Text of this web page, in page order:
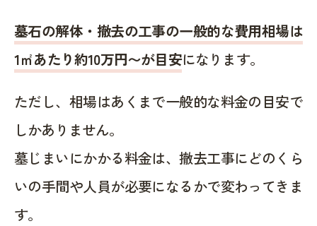
墓石の解体・撤去の工事の一般的な費用相場は
1㎡あたり約10万円〜が目安になります。
ただし、相場はあくまで一般的な料金の目安で
しかありません。
墓じまいにかかる料金は、撤去工事にどのくら
いの手間や人員が必要になるかで変わってきま
す。